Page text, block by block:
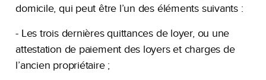
domicile, qui peut être l’un des éléments suivants :
- Les trois dernières quittances de loyer, ou une
attestation de paiement des loyers et charges de
l’ancien propriétaire ;